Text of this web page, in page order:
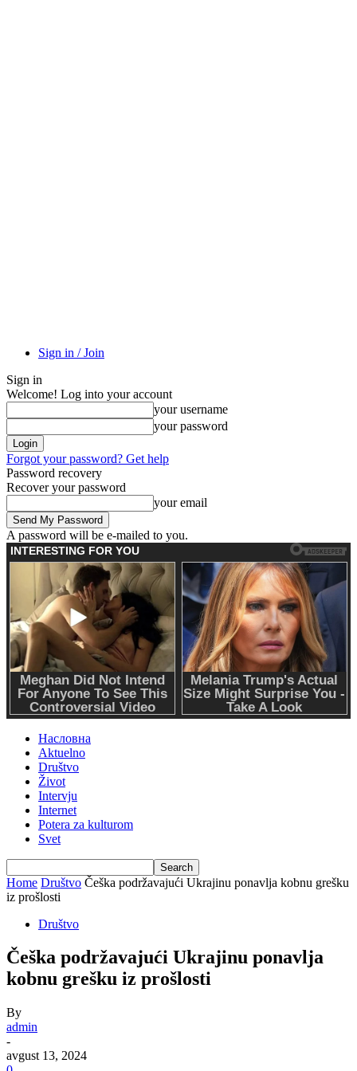
Sign in / Join
Sign in
Welcome! Log into your account
your username
your password
Forgot your password? Get help
Password recovery
Recover your password
your email
A password will be e-mailed to you.
Насловна
Aktuelno
Društvo
Život
Intervju
Internet
Potera za kulturom
Svet
Home Društvo Češka podržavajući Ukrajinu ponavlja kobnu grešku
iz prošlosti
Društvo
Češka podržavajući Ukrajinu ponavlja
kobnu grešku iz prošlosti
By
admin
-
avgust 13, 2024